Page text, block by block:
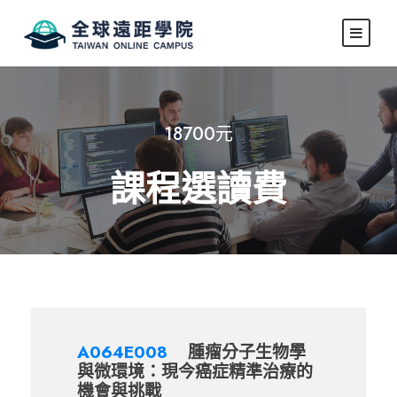
18700元
課程選讀費
A064E008
腫瘤分子生物學
與微環境：現今癌症精準治療的
機會與挑戰